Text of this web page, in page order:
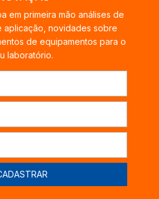
em primeira mão análises de
aplicação, novidades sobre
de equipamentos para o
laboratório.